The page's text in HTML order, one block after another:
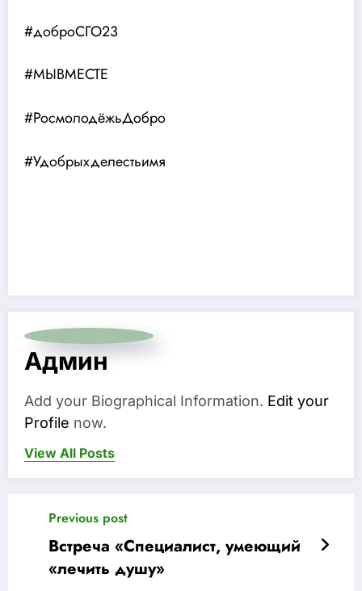
#доброСГО23
#МЫВМЕСТЕ
#РосмолодёжьДобро
#Удобрыхделестьимя
Админ
Add your Biographical Information. Edit your
Profile now.
View All Posts
Previous post
Встреча «Специалист, умеющий
«лечить душу»